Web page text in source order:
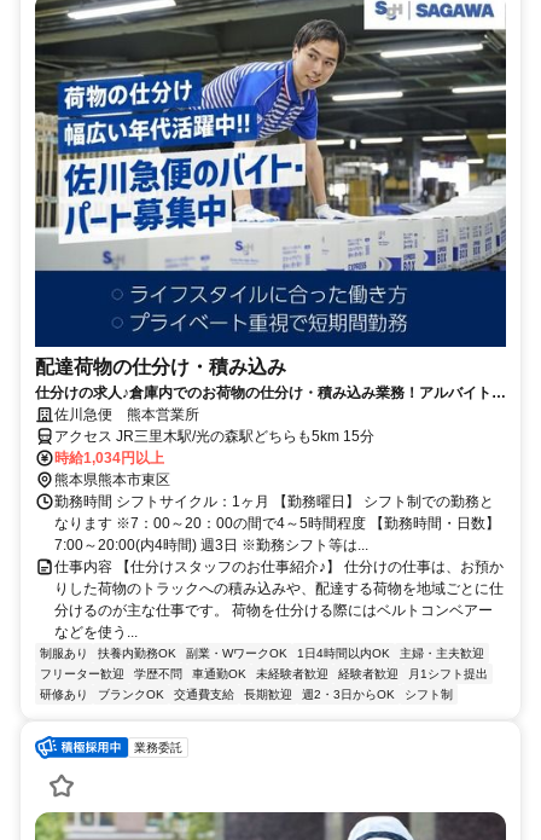
配達荷物の仕分け・積み込み
仕分けの求人♪倉庫内でのお荷物の仕分け・積み込み業務！アルバイトで
も年2回の賞与あり
佐川急便 熊本営業所
アクセス JR三里木駅/光の森駅どちらも5km 15分
時給1,034円以上
熊本県熊本市東区
勤務時間 シフトサイクル：1ヶ月 【勤務曜日】 シフト制での勤務と
なります ※7：00～20：00の間で4～5時間程度 【勤務時間・日数】
7:00～20:00(内4時間) 週3日 ※勤務シフト等は...
仕事内容 【仕分けスタッフのお仕事紹介♪】 仕分けの仕事は、お預か
りした荷物のトラックへの積み込みや、配達する荷物を地域ごとに仕
分けるのが主な仕事です。 荷物を仕分ける際にはベルトコンベアー
などを使う...
制服あり 扶養内勤務OK 副業・WワークOK 1日4時間以内OK
主婦・主夫歓迎
フリーター歓迎
学歴不問 車通勤OK 未経験者歓迎 経験者歓迎
月1シフト提出
研修あり
ブランクOK 交通費支給 長期歓迎 週2・3日からOK シフト制
業務委託